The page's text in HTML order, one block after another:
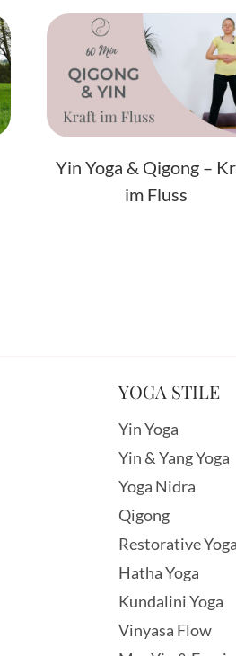
Yin Yoga & Qigong –
im Fluss
YOGA STILE
Yin Yoga
Yin & Yang Yoga
Yoga Nidra
Qigong
Restorative Yoga
Hatha Yoga
Kundalini Yoga
Vinyasa Flow